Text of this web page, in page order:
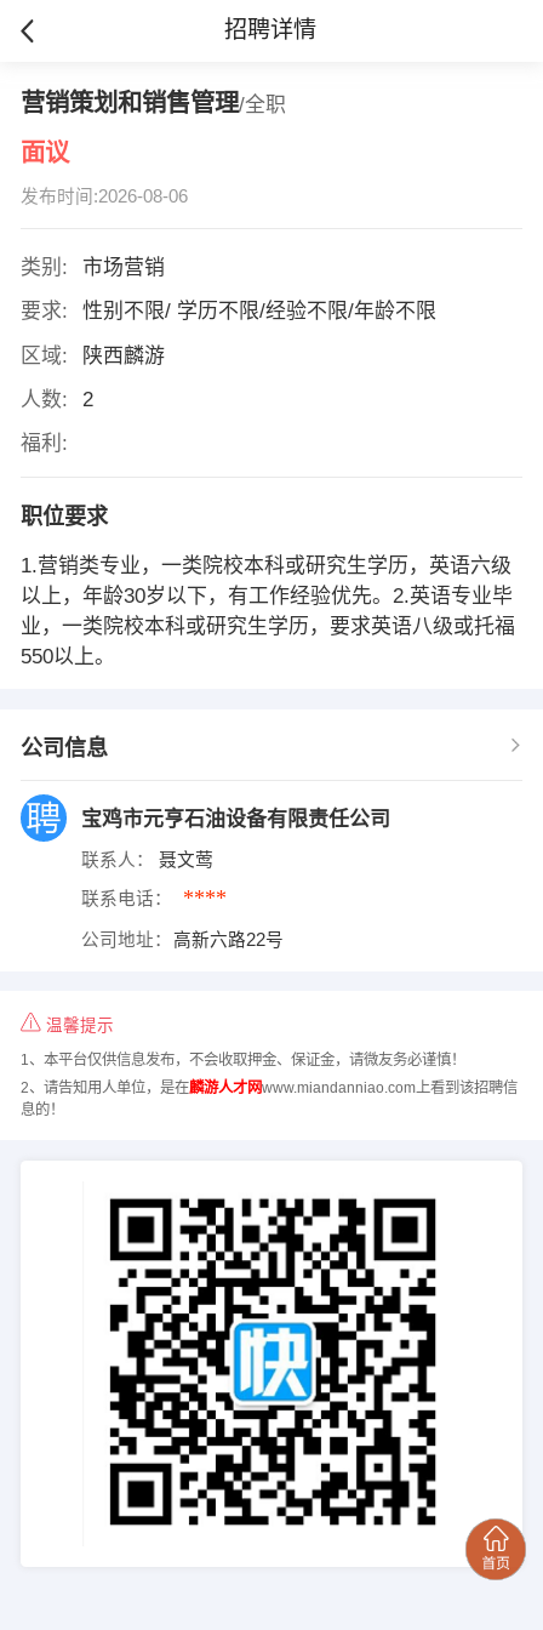
招聘详情
营销策划和销售管理/全职
面议
发布时间:2026-08-06
类别:
市场营销
要求:
性别不限/ 学历不限/经验不限/年龄不限
区域:
陕西麟游
人数:
2
福利:
职位要求
1.营销类专业，一类院校本科或研究生学历，英语六级
以上，年龄30岁以下，有工作经验优先。2.英语专业毕
业，一类院校本科或研究生学历，要求英语八级或托福
550以上。
公司信息
宝鸡市元亨石油设备有限责任公司
联系人： 聂文莺
联系电话： ****
公司地址： 高新六路22号
温馨提示
1、本平台仅供信息发布，不会收取押金、保证金，请微友务必谨慎！
2、请告知用人单位，是在麟游人才网www.miandanniao.com上看到该招聘信
息的！